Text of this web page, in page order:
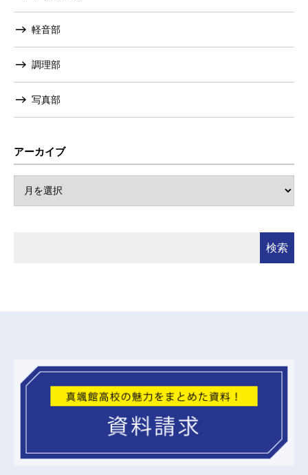
軽音部
調理部
写真部
アーカイブ